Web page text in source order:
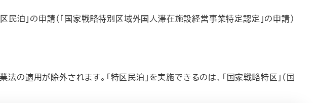
」の申請（「国家戦略特別区域外国人滞在施設経営事業特定認定」の申請）
適用が除外されます。「特区民泊」を実施できるのは、「国家戦略特区」（国